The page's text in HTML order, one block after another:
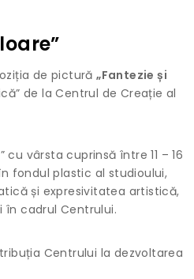
de pictură„Fantezie și
de la Centrul de Creație al
vârsta cuprinsă între 11 – 16
fondul plastic al studioului,
și expresivitatea artistică,
cadrul Centrului.
Centrului la dezvoltarea